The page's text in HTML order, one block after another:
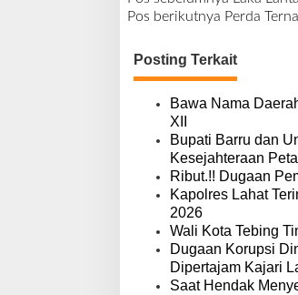
N
v
Pos berikutnya Perda
Posting Terkait
Bawa Nama
XII
Bupati Barru dan
Kesejahteraan
Ribut.!! Dugaan
Kapolres Lahat
2026
Wali Kota Tebing
Dugaan Korupsi
Dipertajam Kajari
Saat Hendak